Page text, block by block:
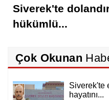
Siverek'te
hükümlü...
Çok Okunan
Siverek'te
hayatını...